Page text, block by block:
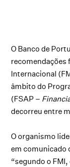
O Banco de
recomendações
Internacional
âmbito do
(FSAP –
decorreu entre
O organismo
em comunicado
“segundo o